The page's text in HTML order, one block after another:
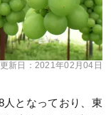
新日： 2021年02月04日
人となっており、東